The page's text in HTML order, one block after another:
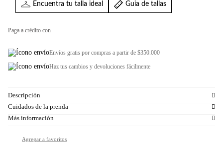
Encuentra tu talla ideal Guia de tallas
Paga a crédito con
Envíos gratis por compras a partir de $350.000
Haz tus cambios y devoluciones fácilmente
Descripción
Cuidados de la prenda
Más información